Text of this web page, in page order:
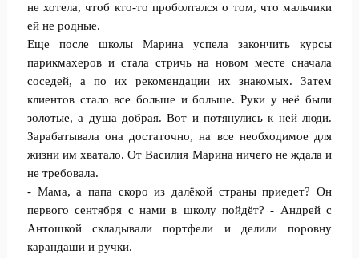
не хотела, чтоб кто-то проболтался о том, что мальчики
ей не родные.
Еще после школы Марина успела закончить курсы
парикмахеров и стала стричь на новом месте сначала
соседей, а по их рекомендации их знакомых. Затем
клиентов стало все больше и больше. Руки у неё были
золотые, а душа добрая. Вот и потянулись к ней люди.
Зарабатывала она достаточно, на все необходимое для
жизни им хватало. От Василия Марина ничего не ждала и
не требовала.
- Мама, а папа скоро из далёкой страны приедет? Он
первого сентября с нами в школу пойдёт? - Андрей с
Антошкой складывали портфели и делили поровну
карандаши и ручки.